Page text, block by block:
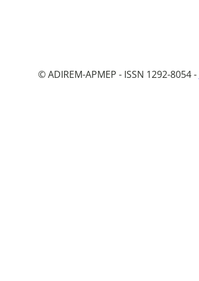
© ADIREM-APMEP - ISSN 1292-8054 -